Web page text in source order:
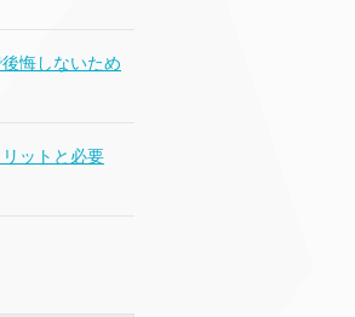
悔しないため
ットと必要